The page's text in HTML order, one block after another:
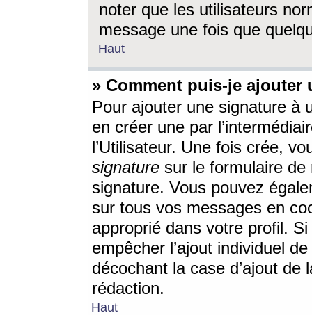
noter que les utilisateurs
message une fois que
Haut
» Comment puis-je ajouter
Pour ajouter une signature à
en créer une par
l’Utilisateur. Une fois crée,
signature sur le formulaire de
signature. Vous pouvez
sur tous vos messages en
approprié dans votre profil.
empêcher l’ajout individuel
décochant la case d’ajout
rédaction.
Haut